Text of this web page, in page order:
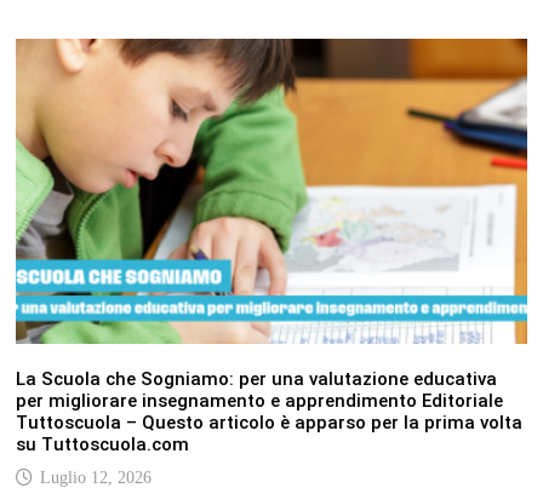
La Scuola che Sogniamo: per una valutazione educativa
per migliorare insegnamento e apprendimento Editoriale
Tuttoscuola – Questo articolo è apparso per la prima volta
su Tuttoscuola.com
Luglio 12, 2026